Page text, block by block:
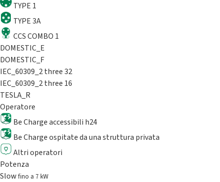
TYPE 1
TYPE 3A
CCS COMBO 1
DOMESTIC_E
DOMESTIC_F
IEC_60309_2 three 32
IEC_60309_2 three 16
TESLA_R
Operatore
Be Charge accessibili h24
Be Charge ospitate da una struttura privata
Altri operatori
Potenza
Slowfino a 7 kW